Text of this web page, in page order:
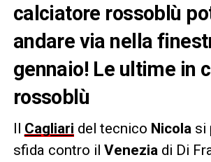
calciatore rossoblù
andare via nella
gennaio! Le ultime in
rossoblù
Il Cagliari del tecnico Nicola si
sfida contro il Venezia di Di